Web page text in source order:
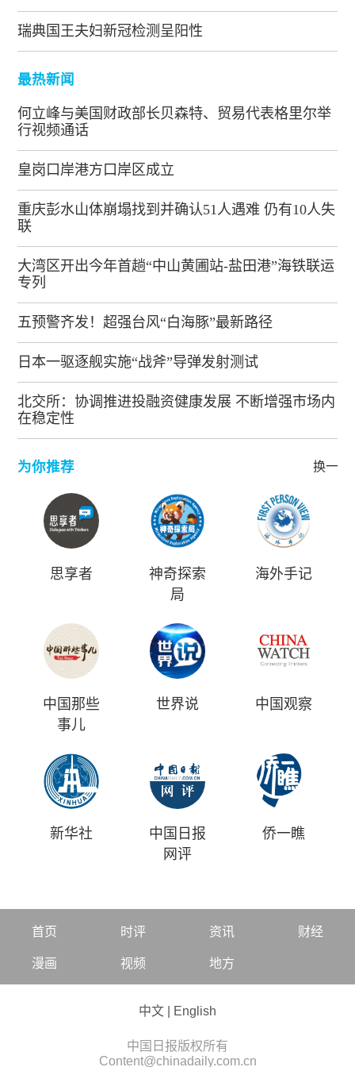
瑞典国王夫妇新冠检测呈阳性
最热新闻
何立峰与美国财政部长贝森特、贸易代表格里尔举
行视频通话
皇岗口岸港方口岸区成立
重庆彭水山体崩塌找到并确认51人遇难 仍有10人失
联
大湾区开出今年首趟“中山黄圃站-盐田港”海铁联运
专列
五预警齐发！超强台风“白海豚”最新路径
日本一驱逐舰实施“战斧”导弹发射测试
北交所：协调推进投融资健康发展 不断增强市场内
在稳定性
为你推荐 换一批
思享者
神奇探索
局
海外手记
中国那些
事儿
世界说 中国观察
新华社
中国日报
网评
侨一瞧
首页 时评 资讯 财经
漫画 视频 地方
中文 English
中国日报版权所有
Content@chinadaily.com.cn